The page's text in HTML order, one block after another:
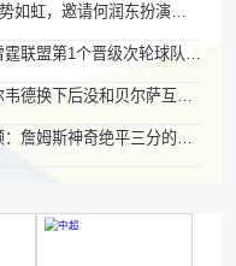
[体育报道]宿迁奥体连夜彩排气势如虹，邀请何润东扮演项羽助阵“苏超”
【体育资讯】约一个西决？！雷霆联盟第1个晋级次轮球队 马刺紧接着第2个晋级
【今日视频】乌拉圭博主：巴尔韦德换下后没和贝尔萨互动交谈
【湖人】抽象画师用简笔画回顾：詹姆斯神奇绝平三分的全过程~